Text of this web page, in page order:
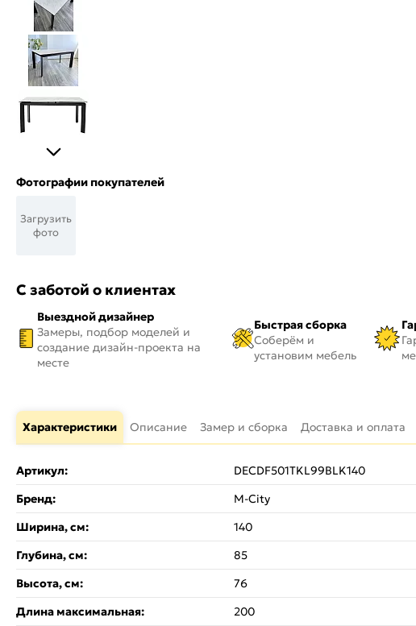
Фотографии покупателей
Загрузить
фото
С заботой о клиентах
Выездной дизайнер
Замеры, подбор моделей и
создание дизайн-проекта на
месте
Быстрая сборка
Соберём и
установим мебель
Характеристики Описание Замер и сборка Доставка и оплата
Артикул:
DECDF501TKL99BLK140
Бренд:
М-City
Ширина, см:
140
Глубина, см:
85
Высота, см:
76
Длина максимальная:
200